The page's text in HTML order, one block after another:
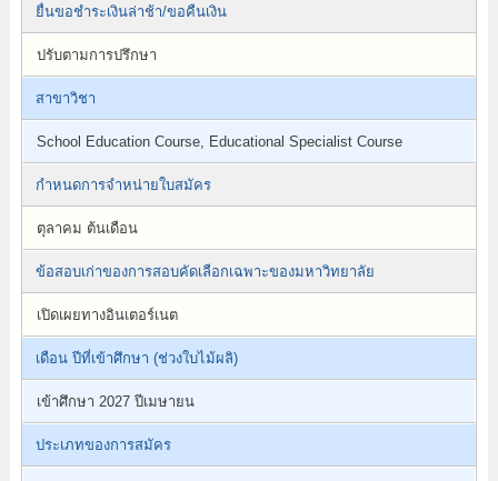
ยื่นขอชำระเงินล่าช้า/ขอคืนเงิน
ปรับตามการปรึกษา
สาขาวิชา
School Education Course, Educational Specialist Course
กำหนดการจำหน่ายใบสมัคร
ตุลาคม ต้นเดือน
ข้อสอบเก่าของการสอบคัดเลือกเฉพาะของมหาวิทยาลัย
เปิดเผยทางอินเตอร์เนต
เดือน ปีที่เข้าศึกษา (ช่วงใบไม้ผลิ)
เข้าศึกษา 2027 ปีเมษายน
ประเภทของการสมัคร